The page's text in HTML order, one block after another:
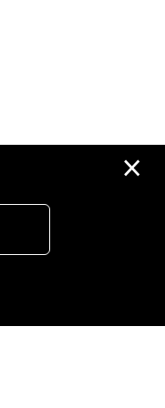
×